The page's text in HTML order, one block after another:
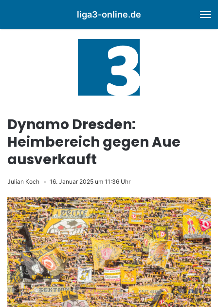
liga3-online.de
Dynamo Dresden:
Heimbereich gegen Aue
ausverkauft
Julian Koch 16. Januar 2025 um 11:36 Uhr